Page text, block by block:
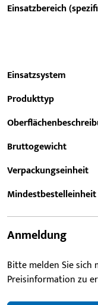
Einsatzbereich
Einsatzsystem
Produkttyp
Bruttogewicht
Verpackungseinheit
Mindestbestelleinheit
Anmeldung
Bitte melden Sie
Preisinformation zu